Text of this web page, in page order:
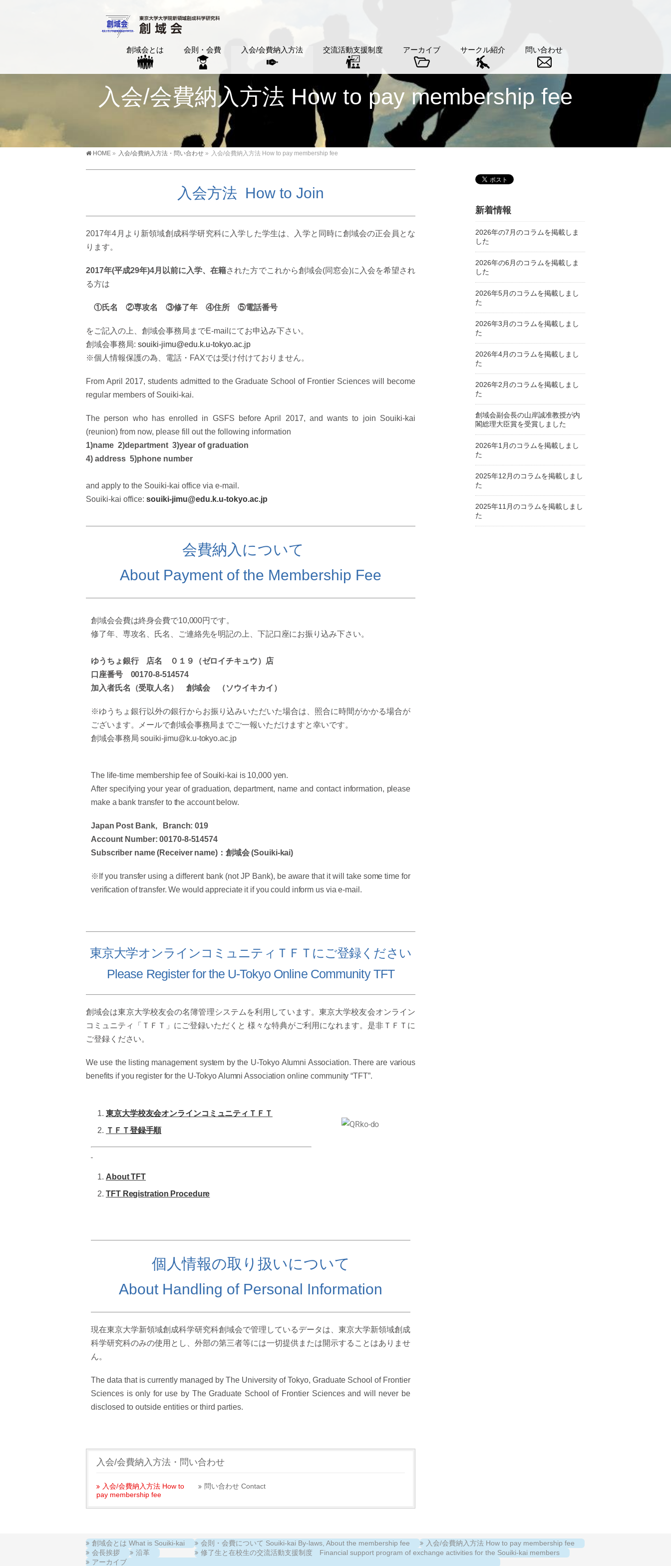
創域会とは 会則・会費 入会/会費納入方法 交流活動支援制度 アーカイブ サークル紹介 問い合わせ
入会/会費納入方法 How to pay membership fee
HOME » 入会/会費納入方法・問い合わせ » 入会/会費納入方法 How to pay membership fee
入会方法 How to Join
2017年4月より新領域創成科学研究科に入学した学生は、入学と同時に創域会の正会員とな
ります。
2017年(平成29年)4月以前に入学、在籍された方でこれから創域会(同窓会)に入会を希望され
る方は
①氏名 ②専攻名 ③修了年 ④住所 ⑤電話番号
をご記入の上、創域会事務局までE-mailにてお申込み下さい。
創域会事務局: souiki-jimu@edu.k.u-tokyo.ac.jp
※個人情報保護の為、電話・FAXでは受け付けておりません。
From April 2017, students admitted to the Graduate School of Frontier Sciences will become
regular members of Souiki-kai.
The person who has enrolled in GSFS before April 2017, and wants to join Souiki-kai
(reunion) from now, please fill out the following information
1)name 2)department 3)year of graduation
4) address 5)phone number
and apply to the Souiki-kai office via e-mail.
Souiki-kai office: souiki-jimu@edu.k.u-tokyo.ac.jp
会費納入について
About Payment of the Membership Fee
創域会会費は終身会費で10,000円です。
修了年、専攻名、氏名、ご連絡先を明記の上、下記口座にお振り込み下さい。
ゆうちょ銀行 店名 ０１９（ゼロイチキュウ）店
口座番号 00170-8-514574
加入者氏名（受取人名） 創域会 （ソウイキカイ）
※ゆうちょ銀行以外の銀行からお振り込みいただいた場合は、照合に時間がかかる場合が
ございます。メールで創域会事務局までご一報いただけますと幸いです。
創域会事務局 souiki-jimu@k.u-tokyo.ac.jp
The life-time membership fee of Souiki-kai is 10,000 yen.
After specifying your year of graduation, department, name and contact information, please
make a bank transfer to the account below.
Japan Post Bank, Branch: 019
Account Number: 00170-8-514574
Subscriber name (Receiver name)：創域会 (Souiki-kai)
※If you transfer using a different bank (not JP Bank), be aware that it will take some time for
verification of transfer. We would appreciate it if you could inform us via e-mail.
東京大学オンラインコミュニティＴＦＴにご登録ください
Please Register for the U-Tokyo Online Community TFT
創域会は東京大学校友会の名簿管理システムを利用しています。東京大学校友会オンライン
コミュニティ「ＴＦＴ」にご登録いただくと 様々な特典がご利用になれます。是非ＴＦＴに
ご登録ください。
We use the listing management system by the U-Tokyo Alumni Association. There are various
benefits if you register for the U-Tokyo Alumni Association online community “TFT”.
東京大学校友会オンラインコミュニティＴＦＴ
ＴＦＴ登録手順
About TFT
TFT Registration Procedure
個人情報の取り扱いについて
About Handling of Personal Information
現在東京大学新領域創成科学研究科創域会で管理しているデータは、東京大学新領域創成
科学研究科のみの使用とし、外部の第三者等には一切提供または開示することはありませ
ん。
The data that is currently managed by The University of Tokyo, Graduate School of Frontier
Sciences is only for use by The Graduate School of Frontier Sciences and will never be
disclosed to outside entities or third parties.
入会/会費納入方法・問い合わせ
入会/会費納入方法 How to
pay membership fee
問い合わせ Contact
新着情報
2026年の7月のコラムを掲載しま
した
2026年の6月のコラムを掲載しま
した
2026年5月のコラムを掲載しまし
た
2026年3月のコラムを掲載しまし
た
2026年4月のコラムを掲載しまし
た
2026年2月のコラムを掲載しまし
た
創域会副会長の山岸誠准教授が内
閣総理大臣賞を受賞しました
2026年1月のコラムを掲載しまし
た
2025年12月のコラムを掲載しまし
た
2025年11月のコラムを掲載しまし
た
創域会とは What is Souiki-kai
会長挨拶
沿革
会則・会費について Souiki-kai By-laws, About the membership fee
入会/会費納入方法 How to pay membership fee
修了生と在校生の交流活動支援制度 Financial support program of exchange activities for the Souiki-kai members
アーカイブ